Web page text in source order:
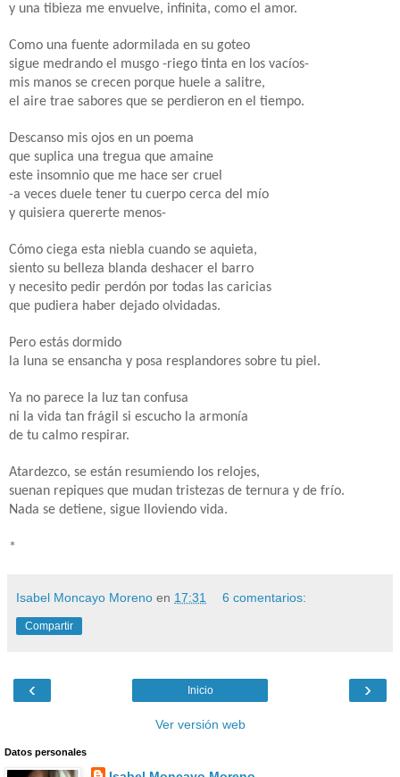
y una tibieza me envuelve, infinita, como el amor.
Como una fuente adormilada en su goteo
sigue medrando el musgo -riego tinta en los vacíos-
mis manos se crecen porque huele a salitre,
el aire trae sabores que se perdieron en el tiempo.
Descanso mis ojos en un poema
que suplica una tregua que amaine
este insomnio que me hace ser cruel
-a veces duele tener tu cuerpo cerca del mío
y quisiera quererte menos-
Cómo ciega esta niebla cuando se aquieta,
siento su belleza blanda deshacer el barro
y necesito pedir perdón por todas las caricias
que pudiera haber dejado olvidadas.
Pero estás dormido
la luna se ensancha y posa resplandores sobre tu piel.
Ya no parece la luz tan confusa
ni la vida tan frágil si escucho la armonía
de tu calmo respirar.
Atardezco, se están resumiendo los relojes,
suenan repiques que mudan tristezas de ternura y de frío.
Nada se detiene, sigue lloviendo vida.
*
Isabel Moncayo Moreno en 17:31 6 comentarios:
Compartir
‹ ›
Inicio
Ver versión web
Datos personales